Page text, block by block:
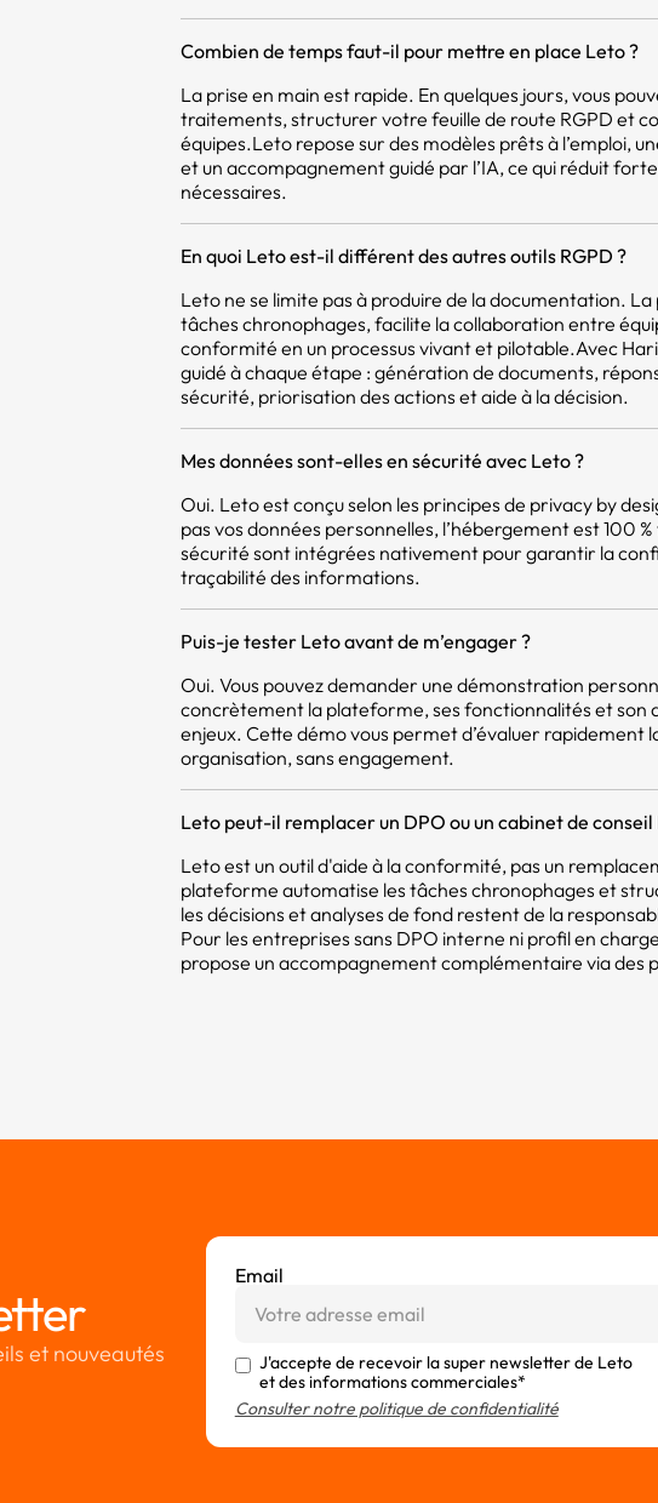
Combien de temps faut-il pour mettre en place Leto ?
La prise en main est rapide. En quelques jours, vous
traitements, structurer votre feuille de route RGPD et
équipes.Leto repose sur des modèles prêts à l’emploi,
et un accompagnement guidé par l’IA, ce qui réduit
nécessaires.
En quoi Leto est-il différent des autres outils RGPD ?
Leto ne se limite pas à produire de la documentation.
tâches chronophages, facilite la collaboration entre
conformité en un processus vivant et pilotable.Avec
guidé à chaque étape : génération de documents,
sécurité, priorisation des actions et aide à la décision.
Mes données sont-elles en sécurité avec Leto ?
Oui. Leto est conçu selon les principes de privacy by
pas vos données personnelles, l’hébergement est 100
sécurité sont intégrées nativement pour garantir la
traçabilité des informations.
Puis-je tester Leto avant de m’engager ?
Oui. Vous pouvez demander une démonstration
concrètement la plateforme, ses fonctionnalités et son
enjeux. Cette démo vous permet d’évaluer rapidement
organisation, sans engagement.
Leto peut-il remplacer un DPO ou un cabinet de conseil
Leto est un outil d'aide à la conformité, pas un
plateforme automatise les tâches chronophages et
les décisions et analyses de fond restent de la
Pour les entreprises sans DPO interne ni profil en
propose un accompagnement complémentaire via des
et nouveautés
Email
J'accepte de recevoir la super newsletter de Leto
et des informations commerciales*
Consulter notre politique de confidentialité